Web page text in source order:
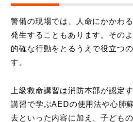
警備の現場では、人命にかかわ
発生することもあります。その
的確な行動をとるうえで役立つ
す。
上級救命講習は消防本部が認定
講習で学ぶAEDの使用法や心肺
去といった内容に加え、子ども